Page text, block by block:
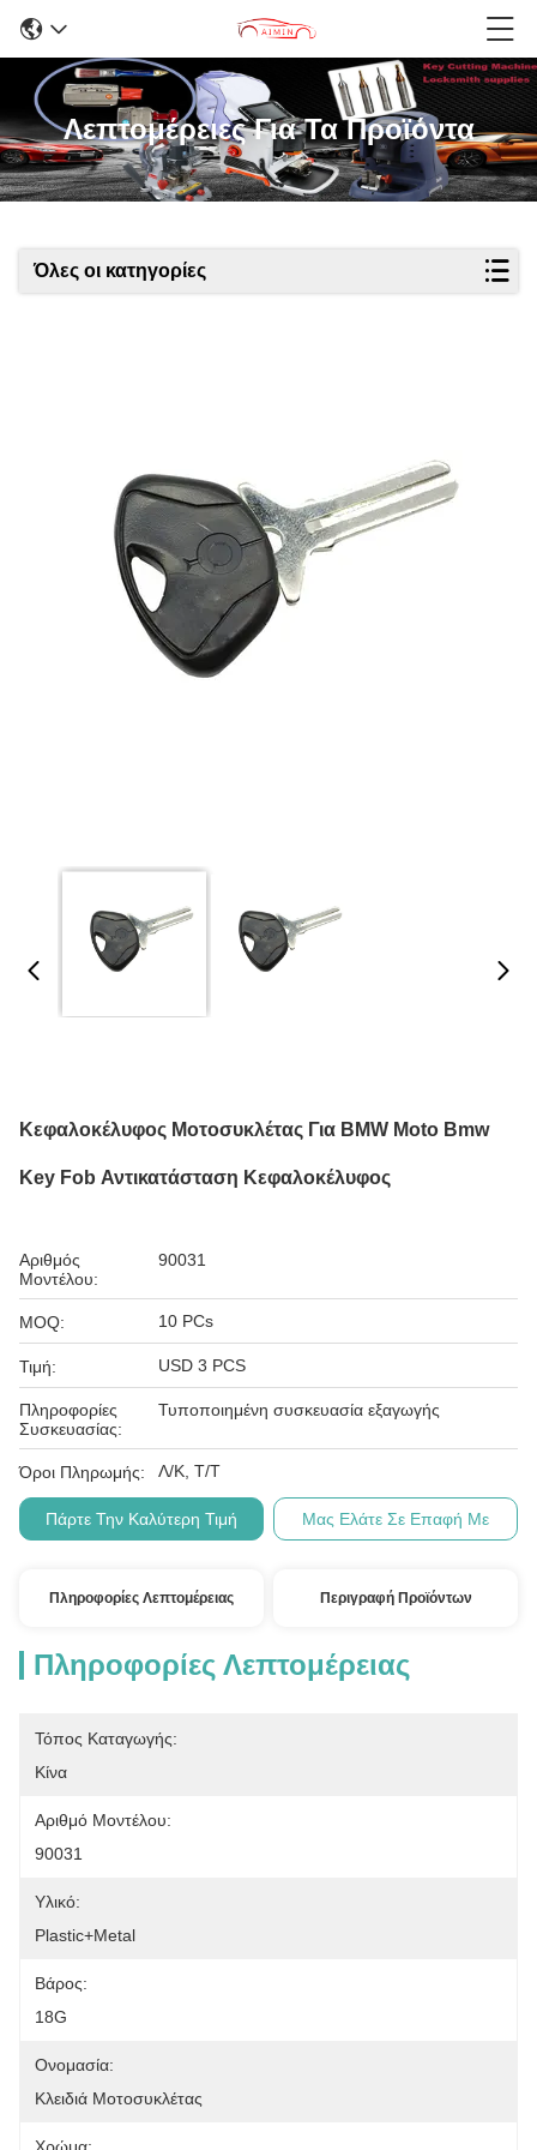
Λεπτομέρειες Για Τα Προϊόντα
Όλες οι κατηγορίες
Κεφαλοκέλυφος Μοτοσυκλέτας Για BMW Moto Bmw
Key Fob Αντικατάσταση Κεφαλοκέλυφος
Αριθμός
Μοντέλου:
90031
MOQ: 10 PCs
Τιμή: USD 3 PCS
Πληροφορίες
Συσκευασίας:
Τυποποιημένη συσκευασία εξαγωγής
Όροι Πληρωμής: Λ/Κ, Τ/Τ
Πάρτε Την Καλύτερη Τιμή Μας Ελάτε Σε Επαφή Με
Πληροφορίες Λεπτομέρειας Περιγραφή Προϊόντων
Πληροφορίες Λεπτομέρειας
Τόπος Καταγωγής:
Κίνα
Αριθμό Μοντέλου:
90031
Υλικό:
Plastic+Metal
Βάρος:
18G
Ονομασία:
Κλειδιά Μοτοσυκλέτας